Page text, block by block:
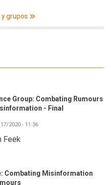
y grupos
Group: Combating Rumours
- Final
2020 - 11:36
Feek
Combating Misinformation